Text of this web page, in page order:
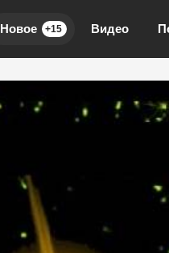
Новое +15 Видео